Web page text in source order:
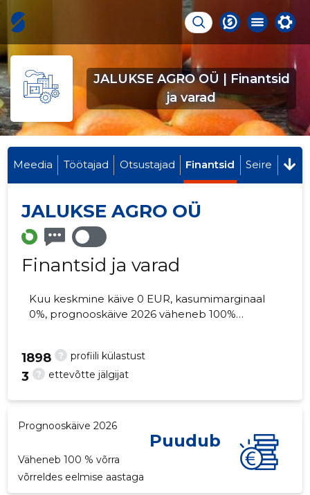
JALUKSE AGRO OÜ | Finantsid
ja varad
Meedia Töötajad Otsustajad Finantsid Seire
JALUKSE AGRO OÜ
Finantsid ja varad
Kuu keskmine käive 0 EUR, kasumimarginaal
0%, prognooskäive 2026 väheneb 100%
? profiili külastust
1898
? ettevõtte jälgijat
3
Prognooskäive 2026
Puudub
Väheneb 100 % võrra
võrreldes eelmise aastaga